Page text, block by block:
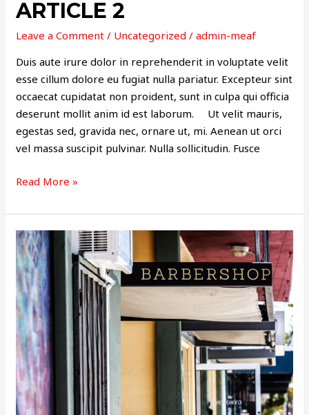
ARTICLE 2
Leave a Comment / Uncategorized /admin-meaf
Duis aute irure dolor in reprehenderit in voluptate velit
esse cillum dolore eu fugiat nulla pariatur. Excepteur sint
occaecat cupidatat non proident, sunt in culpa qui officia
deserunt mollit anim id est laborum. Ut velit mauris,
egestas sed, gravida nec, ornare ut, mi. Aenean ut orci
vel massa suscipit pulvinar. Nulla sollicitudin. Fusce
Read More »
ARTICLE
1